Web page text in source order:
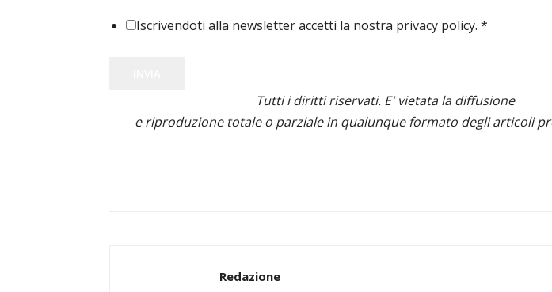
Iscrivendoti alla newsletter accetti la nostra privacy policy. *
Tutti i diritti riservati. E' vietata la diffusione
e riproduzione totale o parziale in qualunque formato degli articoli
Redazione